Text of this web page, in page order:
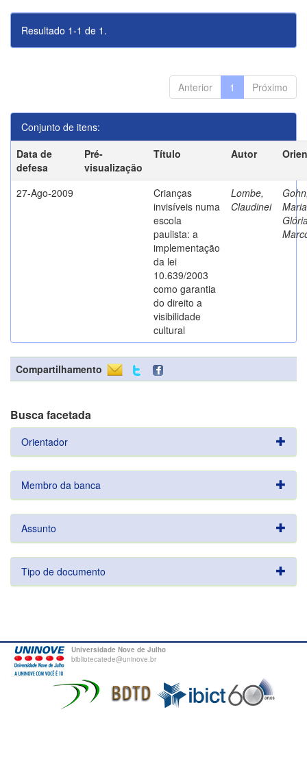
Resultado 1-1 de 1.
Anterior 1 Próximo
Conjunto de itens:
Data de
defesa
Pré-
visualização
Título Autor
27-Ago-2009
Crianças
invisíveis numa
escola
paulista: a
implementação
da lei
10.639/2003
como garantia
do direito a
visibilidade
cultural
Lombe,
Claudinei
Compartilhamento
Busca facetada
Orientador
Membro da banca
Assunto
Tipo de documento
Universidade Nove de Julho
bibliotecatede@uninove.br